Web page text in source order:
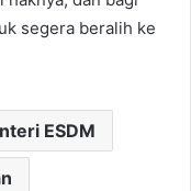
segera beralih ke
ESDM